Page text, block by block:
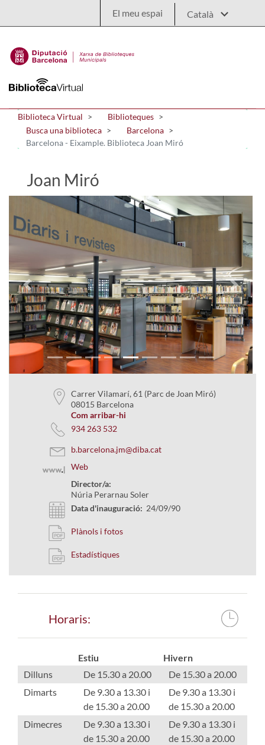
El meu espai
Biblioteca Virtual
Biblioteques
Busca una biblioteca
Barcelona
Barcelona - Eixample. Biblioteca Joan Miró
Joan Miró
Previous Next
Carrer Vilamarí, 61 (Parc de Joan Miró)
08015 Barcelona
Com arribar-hi
934 263 532
b.barcelona.jm@diba.cat
Web
Director/a:
Núria Perarnau Soler
Data d'inauguració: 24/09/90
Plànols i fotos
Estadístiques
Horaris:
Estiu
Hivern
Dilluns
De 15.30 a 20.00
De 15.30 a 20.00
Dimarts
De 9.30 a 13.30 i
de 15.30 a 20.00
De 9.30 a 13.30 i
de 15.30 a 20.00
Dimecres
De 9.30 a 13.30 i
de 15.30 a 20.00
De 9.30 a 13.30 i
de 15.30 a 20.00